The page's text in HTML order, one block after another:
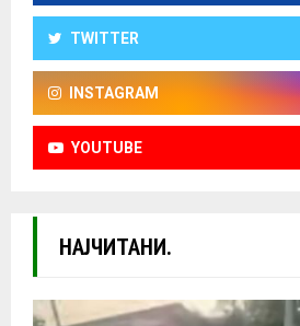
TWITTER
INSTAGRAM
YOUTUBE
НАЈЧИТАНИ.